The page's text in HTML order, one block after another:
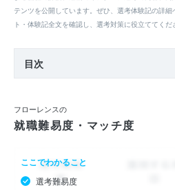
テンツを公開しています。ぜひ、選考体験記の詳
ト・体験記全文を確認し、選考対策に役立ててくだ
目次
フローレンスの
就職難易度・マッチ度
ここでわかること
選考難易度